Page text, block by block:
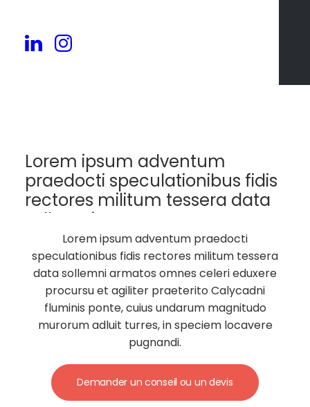
Lorem ipsum adventum
praedocti speculationibus fidis
rectores militum tessera data
sollemni armatos.
Lorem ipsum adventum praedocti
speculationibus fidis rectores militum tessera
data sollemni armatos omnes celeri eduxere
procursu et agiliter praeterito Calycadni
fluminis ponte, cuius undarum magnitudo
murorum adluit turres, in speciem locavere
pugnandi.
Demander un conseil ou un devis